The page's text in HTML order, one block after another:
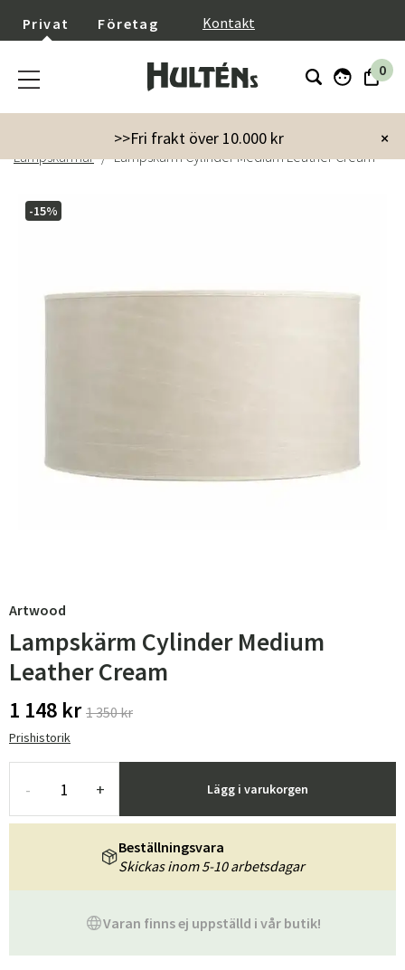
Privat Företag Kontakt
0
×
>>Fri frakt över 10.000 kr
Inredning
Lampor & belysning
Lampskärmar
Lampskärm Cylinder Medium Leather Cream
-15%
Artwood
Lampskärm Cylinder Medium
Leather Cream
1 148 kr 1 350 kr
Prishistorik
- + Lägg i varukorgen
Varan finns ej uppställd i vår butik!
Beställningsvara
Skickas inom 5-10 arbetsdagar